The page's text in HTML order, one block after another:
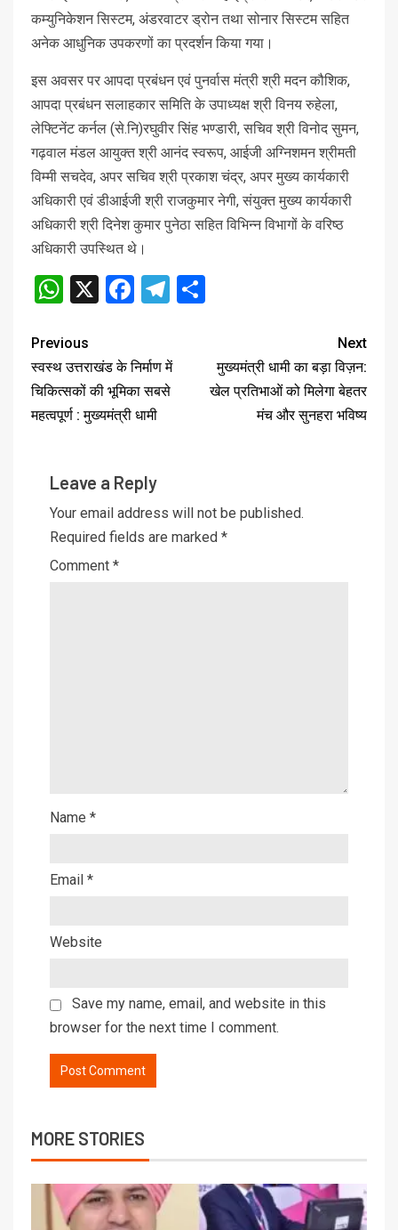
कम्युनिकेशन सिस्टम, अंडरवाटर ड्रोन तथा सोनार सिस्टम सहित
अनेक आधुनिक उपकरणों का प्रदर्शन किया गया।
इस अवसर पर आपदा प्रबंधन एवं पुनर्वास मंत्री श्री मदन कौशिक,
आपदा प्रबंधन सलाहकार समिति के उपाध्यक्ष श्री विनय रुहेला,
लेफ्टिनेंट कर्नल (से.नि)रघुवीर सिंह भण्डारी, सचिव श्री विनोद सुमन,
गढ़वाल मंडल आयुक्त श्री आनंद स्वरूप, आईजी अग्निशमन श्रीमती
विम्मी सचदेव, अपर सचिव श्री प्रकाश चंद्र, अपर मुख्य कार्यकारी
अधिकारी एवं डीआईजी श्री राजकुमार नेगी, संयुक्त मुख्य कार्यकारी
अधिकारी श्री दिनेश कुमार पुनेठा सहित विभिन्न विभागों के वरिष्ठ
अधिकारी उपस्थित थे।
WhatsApp
X Facebook
Telegram
Previous
स्वस्थ उत्तराखंड के निर्माण में
चिकित्सकों की भूमिका सबसे
महत्वपूर्ण : मुख्यमंत्री धामी
Next
मुख्यमंत्री धामी का बड़ा विज़न:
खेल प्रतिभाओं को मिलेगा बेहतर
मंच और सुनहरा भविष्य
Leave a Reply
Your email address will not be published.
Required fields are marked *
Comment *
Name *
Email *
Website
Save my name, email, and website in this
browser for the next time I comment.
MORE STORIES